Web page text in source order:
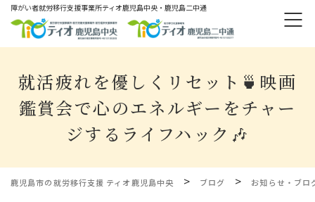
障がい者就労移⾏⽀援事業所ティオ⿅児島中央・鹿児島二中通
就活疲れを優しくリセット🍵映画
鑑賞会で心のエネルギーをチャー
ジするライフハック🎶
鹿児島市の就労移行支援 ティオ鹿児島中央 > ブログ > お知らせ・ブロ